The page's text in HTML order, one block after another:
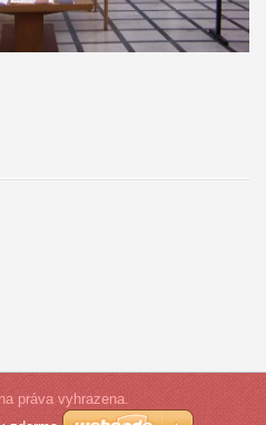
práva vyhrazena.